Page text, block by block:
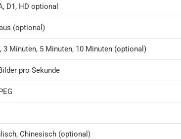
D1, HD optional
(optional)
3 Minuten, 5 Minuten, 10 Minuten (optional)
pro Sekunde
Chinesisch (optional)